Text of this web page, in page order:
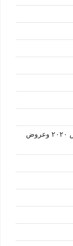
اخر اسعار ومواصفات ميكروباص تويوتا هاياس ٢٠٢٠ وعروض